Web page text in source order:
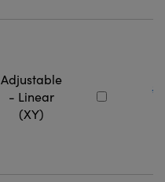
Adjustable
- Linear
(XY)